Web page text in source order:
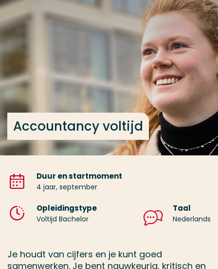
Ga direct naar de content
... > Accountancy voltijd
Accountancy voltijd
Duur en startmoment
4 jaar, september
Opleidingstype
Voltijd Bachelor
Taal
Nederlands
Je houdt van cijfers en je kunt goed
samenwerken. Je bent nauwkeurig, kritisch en
Opleiding
Contact